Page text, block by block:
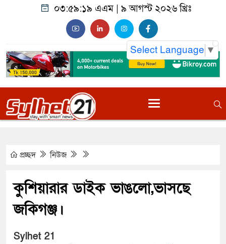
০৩:৫৯:২০ এএম |৯ আগস্ট ২০২৬ খ্রিঃ
Select Language ▼
প্রচ্ছদ নিউজ
কুশিয়ারার ডাইক ভাঙলো,ভাসছে
জকিগঞ্জ।
Sylhet 21